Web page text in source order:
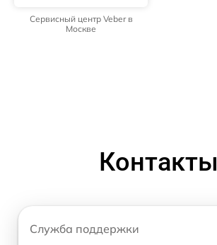
Сервисный центр Veber в
Москве
Контакты
Служба поддержки